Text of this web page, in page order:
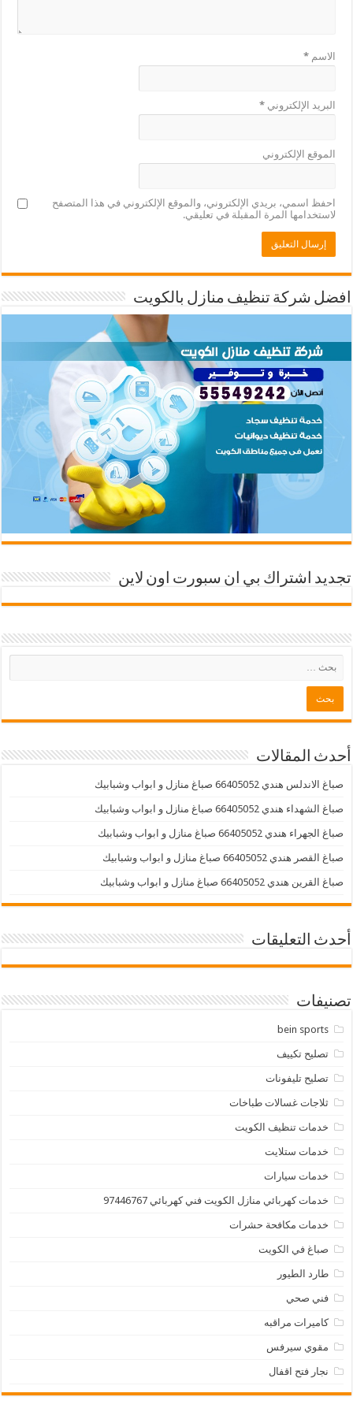
الاسم*
البريد الإلكتروني*
الموقع الإلكتروني
احفظ اسمي، بريدي الإلكتروني، والموقع الإلكتروني في هذا المتصفح
لاستخدامها المرة المقبلة في تعليقي.
افضل شركة تنظيف منازل بالكويت
تجديد اشتراك بي ان سبورت اون لاين
أحدث المقالات
صباغ الاندلس هندي 66405052 صباغ منازل و ابواب وشبابيك
صباغ الشهداء هندي 66405052 صباغ منازل و ابواب وشبابيك
صباغ الجهراء هندي 66405052 صباغ منازل و ابواب وشبابيك
صباغ القصر هندي 66405052 صباغ منازل و ابواب وشبابيك
صباغ القرين هندي 66405052 صباغ منازل و ابواب وشبابيك
أحدث التعليقات
تصنيفات
bein sports
تصليح تكييف
تصليح تليفونات
ثلاجات غسالات طباخات
خدمات تنظيف الكويت
خدمات ستلايت
خدمات سيارات
خدمات كهربائي منازل الكويت فني كهربائي 97446767
خدمات مكافحة حشرات
صباغ في الكويت
طارد الطيور
فني صحي
كاميرات مراقبه
مقوي سيرفس
نجار فتح اقفال